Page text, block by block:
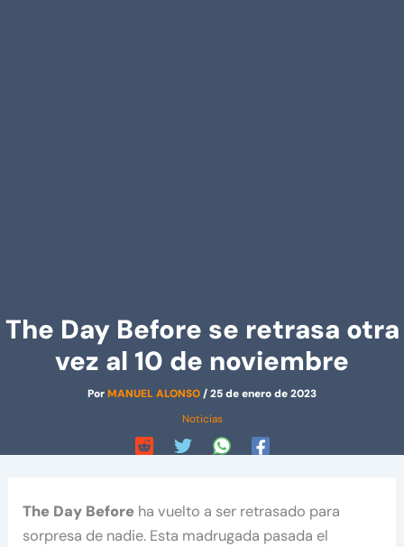
The Day Before se retrasa otra
vez al 10 de noviembre
PorMANUEL ALONSO/25 de enero de 2023
Noticias
The Day Before ha vuelto a ser retrasado para
sorpresa de nadie. Esta madrugada pasada el